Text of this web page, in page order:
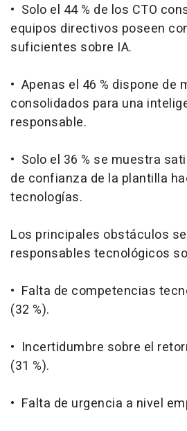
• Solo el 44 % de los CTO
equipos directivos poseen
suficientes sobre IA.
• Apenas el 46 % dispone de
consolidados para una
responsable.
• Solo el 36 % se muestra
de confianza de la plantilla
tecnologías.
Los principales obstáculos
responsables tecnológicos
• Falta de competencias
(32 %).
• Incertidumbre sobre el
(31 %).
• Falta de urgencia a nivel